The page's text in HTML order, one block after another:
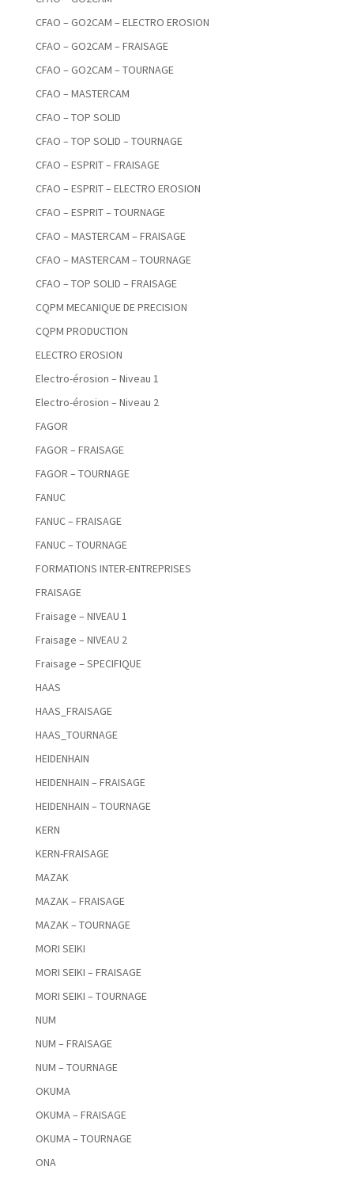
CFAO – GO2CAM – ELECTRO EROSION
CFAO – GO2CAM – FRAISAGE
CFAO – GO2CAM – TOURNAGE
CFAO – MASTERCAM
CFAO – TOP SOLID
CFAO – TOP SOLID – TOURNAGE
CFAO – ESPRIT – FRAISAGE
CFAO – ESPRIT – ELECTRO EROSION
CFAO – ESPRIT – TOURNAGE
CFAO – MASTERCAM – FRAISAGE
CFAO – MASTERCAM – TOURNAGE
CFAO – TOP SOLID – FRAISAGE
CQPM MECANIQUE DE PRECISION
CQPM PRODUCTION
ELECTRO EROSION
Electro-érosion – Niveau 1
Electro-érosion – Niveau 2
FAGOR
FAGOR – FRAISAGE
FAGOR – TOURNAGE
FANUC
FANUC – FRAISAGE
FANUC – TOURNAGE
FORMATIONS INTER-ENTREPRISES
FRAISAGE
Fraisage – NIVEAU 1
Fraisage – NIVEAU 2
Fraisage – SPECIFIQUE
HAAS
HAAS_FRAISAGE
HAAS_TOURNAGE
HEIDENHAIN
HEIDENHAIN – FRAISAGE
HEIDENHAIN – TOURNAGE
KERN
KERN-FRAISAGE
MAZAK
MAZAK – FRAISAGE
MAZAK – TOURNAGE
MORI SEIKI
MORI SEIKI – FRAISAGE
MORI SEIKI – TOURNAGE
NUM
NUM – FRAISAGE
NUM – TOURNAGE
OKUMA
OKUMA – FRAISAGE
OKUMA – TOURNAGE
ONA